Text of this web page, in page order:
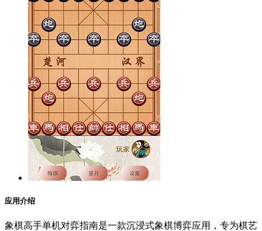
应用介绍
象棋高手单机对弈指南是一款沉浸式象棋博弈应用，专为棋艺